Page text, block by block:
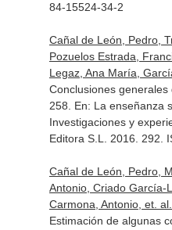
84-15524-34-2
Cañal de León, Pedro,
Pozuelos Estrada,
Legaz, Ana María,
Conclusiones
258. En: La enseñanza
Investigaciones y
Editora S.L. 2016. 292.
Cañal de León, Pedro,
Antonio, Criado García-
Carmona, Antonio, et.
Estimación de algunas